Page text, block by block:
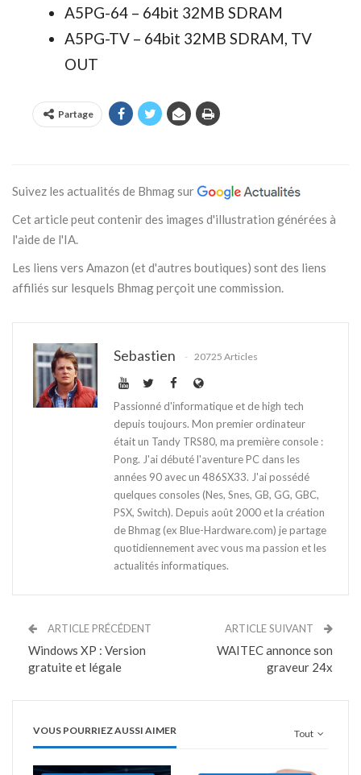
A5PG-64 – 64bit 32MB SDRAM
A5PG-TV – 64bit 32MB SDRAM, TV
OUT
Partage
Suivez les actualités de Bhmag sur
Cet article peut contenir des images d'illustration générées à
l'aide de l'IA.
Les liens vers Amazon (et d'autres boutiques) sont des liens
affiliés sur lesquels Bhmag perçoit une commission.
Sebastien 20725 Articles
Passionné d'informatique et de high tech
depuis toujours. Mon premier ordinateur
était un Tandy TRS80, ma première console :
Pong. J'ai débuté l'aventure PC dans les
années 90 avec un 486SX33. J'ai possédé
quelques consoles (Nes, Snes, GB, GG, GBC,
PSX, Switch). Depuis août 2000 et la création
de Bhmag (ex Blue-Hardware.com) je partage
quotidiennement avec vous ma passion et les
actualités informatiques.
ARTICLE PRÉCÉDENT
Windows XP : Version
gratuite et légale
ARTICLE SUIVANT
WAITEC annonce son
graveur 24x
Tout
VOUS POURRIEZ AUSSI AIMER